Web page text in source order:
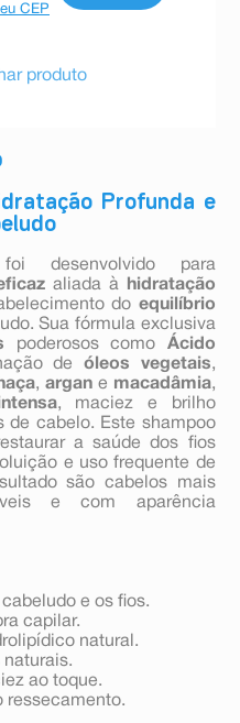
Profunda e
foi desenvolvido para
aliada à
hidratação
do equilíbrio
Sua fórmula exclusiva
poderosos como Ácido
de óleos vegetais,
, argane macadâmia,
, maciez e brilho
de cabelo. Este shampoo
a saúde dos fios
e uso frequente de
são cabelos mais
e com aparência
e os fios.
capilar.
natural.
ao toque.
ressecamento.
CEP
produto